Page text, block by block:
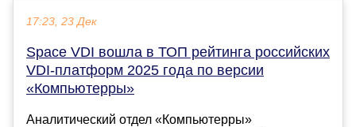
17:23, 23 Дек
Space VDI вошла в ТОП рейтинга российских
VDI-платформ 2025 года по версии
«Компьютерры»
Аналитический отдел «Компьютерры»